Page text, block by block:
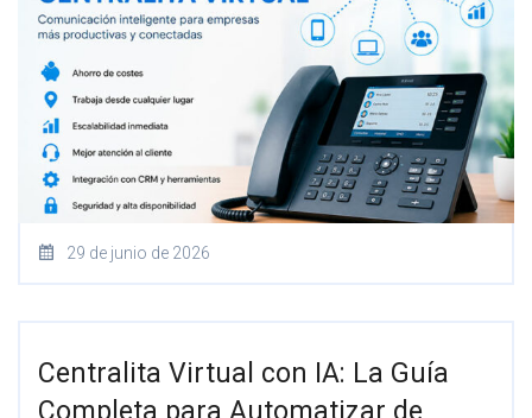
29 de junio de 2026
Centralita Virtual con IA: La Guía
Completa para Automatizar de